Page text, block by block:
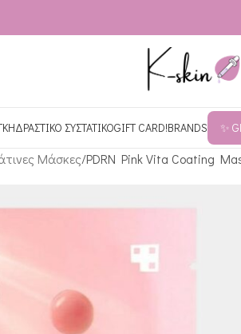
ΔΡΑΣΤΙΚΟ ΣΥΣΤΑΤΙΚΟGIFT CARD!BRANDS ✨
Μάσκες PDRN Pink Vita Coating